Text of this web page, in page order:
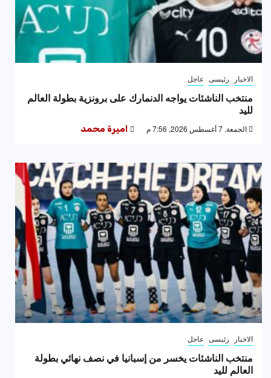
الاخبار رئيسى عاجل
منتخب الناشئات يواجه الدنمارك على برونزية بطولة العالم
لليد
الجمعة, 7 أغسطس 2026, 7:56 م اميرة محمد
الاخبار رئيسى عاجل
منتخب الناشئات يخسر من إسبانيا في نصف نهائي بطولة
العالم لليد